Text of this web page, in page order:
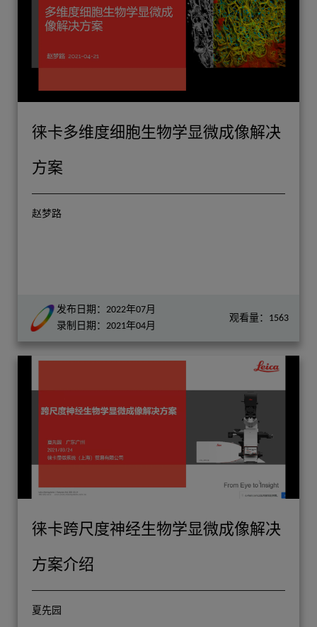
徕卡多维度细胞生物学显微成像解决
方案
赵梦路
发布日期：2022年07月
录制日期：2021年04月
观看量：1563
徕卡跨尺度神经生物学显微成像解决
方案介绍
夏先园